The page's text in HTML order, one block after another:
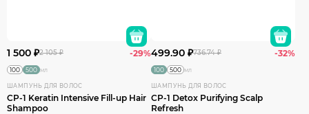
1 500 ₽2 105 ₽ -29%
100 500 мл
ШАМПУНЬ ДЛЯ ВОЛОС
CP-1 Keratin Intensive Fill-up Hair
Shampoo
499.90 ₽736.74 ₽ -32%
100 500 мл
ШАМПУНЬ ДЛЯ ВОЛОС
CP-1 Detox Purifying Scalp
Refresh